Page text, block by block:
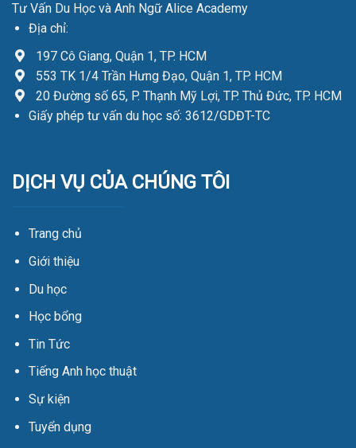
Tư Vấn Du Học và Anh Ngữ Alice Academy
Địa chỉ:
197 Cô Giang, Quận 1, TP. HCM
553 TK 1/4 Trần Hưng Đạo, Quận 1, TP. HCM
20 Đường số 65, P. Thạnh Mỹ Lợi, TP. Thủ Đức, TP. HCM
Giấy phép tư vấn du học số: 3612/GDĐT-TC
DỊCH VỤ CỦA CHÚNG TÔI
Trang chủ
Giới thiệu
Du học
Học bổng
Tin Tức
Tiếng Anh học thuật
Sự kiện
Tuyển dụng